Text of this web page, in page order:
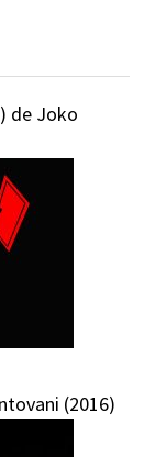
de Joko
(2016)